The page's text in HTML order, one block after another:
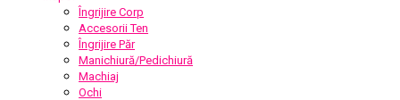
Îngrijire Corp
Accesorii Ten
Îngrijire Păr
Manichiură/Pedichiură
Machiaj
Ochi